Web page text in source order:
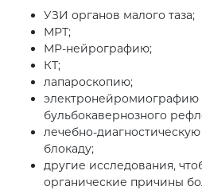
УЗИ органов малого таза;
МРТ;
МР-нейрографию;
КТ;
лапароскопию;
электронейромиографию
бульбокавернозного
лечебно-
блокаду;
другие исследования,
органические причины